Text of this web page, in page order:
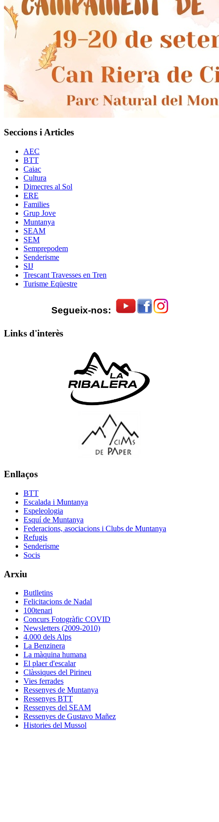
Seccions i Articles
AEC
BTT
Caiac
Cultura
Dimecres al Sol
ERE
Families
Grup Jove
Muntanya
SEAM
SEM
Semprepodem
Senderisme
SIJ
Trescant Travesses en Tren
Turisme Eqüestre
Segueix-nos:
Links d'interès
Enllaços
BTT
Escalada i Muntanya
Espeleologia
Esquí de Muntanya
Federacions, asociacions i Clubs de Muntanya
Refugis
Senderisme
Socis
Arxiu
Butlletins
Felicitacions de Nadal
100tenari
Concurs Fotogràfic COVID
Newsletters (2009-2010)
4.000 dels Alps
La Benzinera
La màquina humana
El plaer d'escalar
Clàssiques del Pirineu
Vies ferrades
Ressenyes de Muntanya
Ressenyes BTT
Ressenyes del SEAM
Ressenyes de Gustavo Mañez
Histories del Mussol